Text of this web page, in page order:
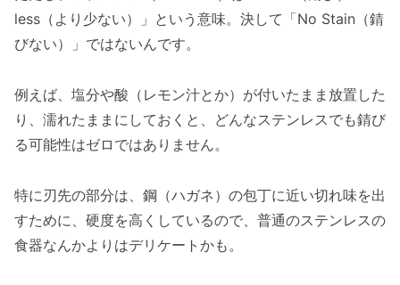
less（より少ない）」という意味。決して「No Stain（錆
びない）」ではないんです。
例えば、塩分や酸（レモン汁とか）が付いたまま放置した
り、濡れたままにしておくと、どんなステンレスでも錆び
る可能性はゼロではありません。
特に刃先の部分は、鋼（ハガネ）の包丁に近い切れ味を出
すために、硬度を高くしているので、普通のステンレスの
食器なんかよりはデリケートかも。